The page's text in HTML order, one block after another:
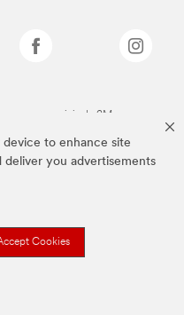
device to enhance site
deliver you advertisements
Cookies
comerciais da 3M.